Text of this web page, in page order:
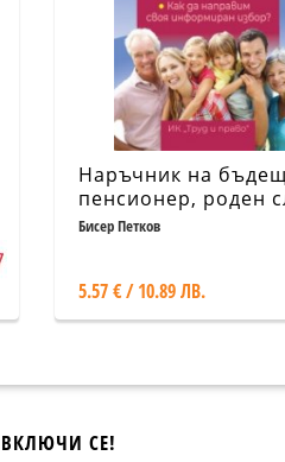
Наръчник на
пенсионер, роден
1959 г.
Бисер Петков
5.57 € / 10.89 ЛВ.
ВКЛЮЧИ СЕ!